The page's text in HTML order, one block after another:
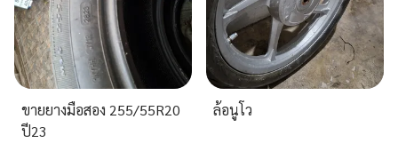
ขายยางมือสอง 255/55R20
ปี23
ล้อนูโว